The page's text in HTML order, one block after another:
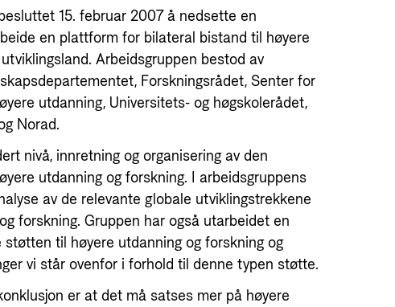
15. februar 2007 å nedsette en
en plattform for bilateral bistand til høyere
Arbeidsgruppen bestod av
Forskningsrådet, Senter for
utdanning, Universitets- og høgskolerådet,
Norad.
nivå, innretning og organisering av den
utdanning og forskning. I arbeidsgruppens
av de relevante globale utviklingstrekkene
forskning. Gruppen har også utarbeidet en
til høyere utdanning og forskning og
vi står ovenfor i forhold til denne typen støtte.
er at det må satses mer på høyere